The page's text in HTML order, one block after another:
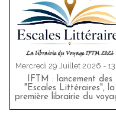
Mercredi 29 Juillet 2026 -
IFTM : lancement des
"Escales Littéraires", la
première librairie du